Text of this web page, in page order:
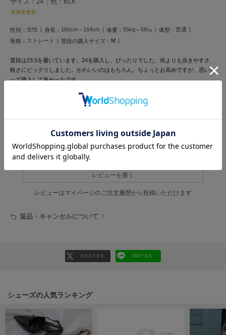
ファーファー
gelato pique
ジェラート ピケ
GELATO PIQUE CAT&DOG
ジェラート ピケ キャットアンドドッグ
ジェラート ピケ スリープ
GRAMICCI
性別： 女性 身長： 160cm～164cm 体重： 55kg～59㎏ 体型： 普通
骨格： ストレート 普段の購入サイズ： М
普段は23.5を履いています。24を購入し、ぴったりでした。何よりも歩きやすさ、
軽さにビックリしました。かわいいのはもちろん。ちょっとお高めですが、思いき
って購入して良かったです。
1人のお客様が参考になったと回答しています
レビュー投稿で全員に30ポイントプレゼント！
レビューを書く
レビューはマイページのご注文履歴から投稿いただけます
返品・キャンセルについて
リポストする LINEで送る
シューズの人気ランキング